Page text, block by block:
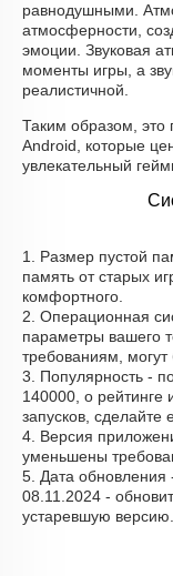
равнодушными.
атмосферности,
эмоции. Звуковая
моменты игры, а
реалистичной.
Таким образом, это
Android, которые
увлекательный
1. Размер пустой
память от старых
комфортного.
2. Операционная
параметры вашего
требованиям, могут
3. Популярность -
140000, о рейтинге
запусков, сделайте
4. Версия
уменьшены
5. Дата обновления
08.11.2024 -
устаревшую версию.